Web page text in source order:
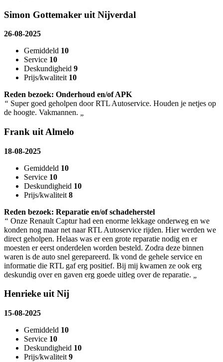
Simon Gottemaker uit Nijverdal
26-08-2025
Gemiddeld 10
Service 10
Deskundigheid 9
Prijs/kwaliteit 10
Reden bezoek: Onderhoud en/of APK
“ Super goed geholpen door RTL Autoservice. Houden je netjes op
de hoogte. Vakmannen.
Frank uit Almelo
18-08-2025
Gemiddeld 10
Service 10
Deskundigheid 10
Prijs/kwaliteit 8
Reden bezoek: Reparatie en/of schadeherstel
“ Onze Renault Captur had een enorme lekkage onderweg en we
konden nog maar net naar RTL Autoservice rijden. Hier werden we
direct geholpen. Helaas was er een grote reparatie nodig en er
moesten er eerst onderdelen worden besteld. Zodra deze binnen
waren is de auto snel gerepareerd. Ik vond de gehele service en
informatie die RTL gaf erg positief. Bij mij kwamen ze ook erg
deskundig over en gaven erg goede uitleg over de reparatie.
Henrieke uit Nij
15-08-2025
Gemiddeld 10
Service 10
Deskundigheid 10
Prijs/kwaliteit 9